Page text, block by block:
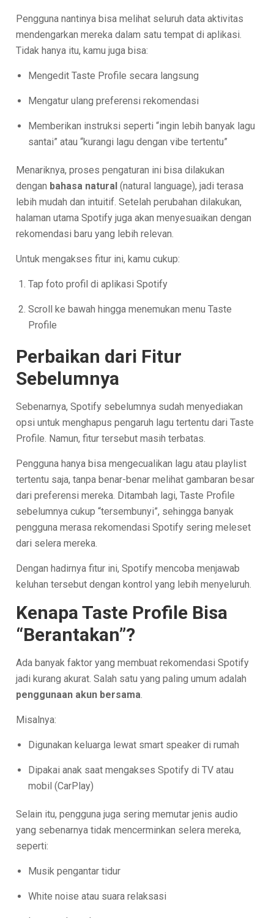
Pengguna nantinya bisa melihat seluruh data aktivitas
mendengarkan mereka dalam satu tempat di aplikasi.
Tidak hanya itu, kamu juga bisa:
Mengedit Taste Profile secara langsung
Mengatur ulang preferensi rekomendasi
Memberikan instruksi seperti “ingin lebih banyak lagu
santai” atau “kurangi lagu dengan vibe tertentu”
Menariknya, proses pengaturan ini bisa dilakukan
dengan bahasa natural (natural language), jadi terasa
lebih mudah dan intuitif. Setelah perubahan dilakukan,
halaman utama Spotify juga akan menyesuaikan dengan
rekomendasi baru yang lebih relevan.
Untuk mengakses fitur ini, kamu cukup:
Tap foto profil di aplikasi Spotify
Scroll ke bawah hingga menemukan menu Taste
Profile
Perbaikan dari Fitur
Sebelumnya
Sebenarnya, Spotify sebelumnya sudah menyediakan
opsi untuk menghapus pengaruh lagu tertentu dari Taste
Profile. Namun, fitur tersebut masih terbatas.
Pengguna hanya bisa mengecualikan lagu atau playlist
tertentu saja, tanpa benar-benar melihat gambaran besar
dari preferensi mereka. Ditambah lagi, Taste Profile
sebelumnya cukup “tersembunyi”, sehingga banyak
pengguna merasa rekomendasi Spotify sering meleset
dari selera mereka.
Dengan hadirnya fitur ini, Spotify mencoba menjawab
keluhan tersebut dengan kontrol yang lebih menyeluruh.
Kenapa Taste Profile Bisa
“Berantakan”?
Ada banyak faktor yang membuat rekomendasi Spotify
jadi kurang akurat. Salah satu yang paling umum adalah
penggunaan akun bersama
Misalnya:
Digunakan keluarga lewat smart speaker di rumah
Dipakai anak saat mengakses Spotify di TV atau
mobil (CarPlay)
Selain itu, pengguna juga sering memutar jenis audio
yang sebenarnya tidak mencerminkan selera mereka,
seperti:
Musik pengantar tidur
White noise atau suara relaksasi